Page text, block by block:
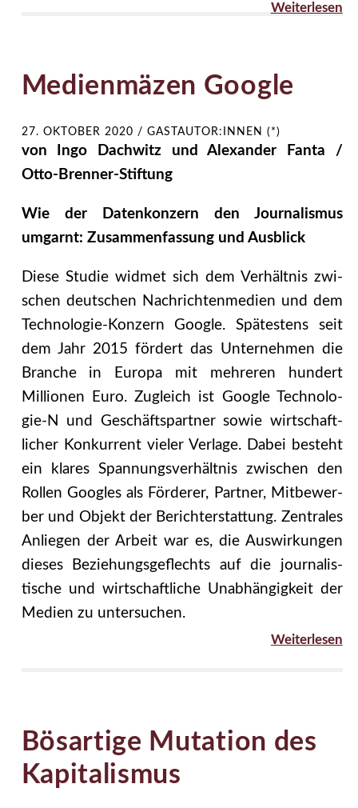
Weiterlesen
Medienmäzen Google
27. OKTOBER 2020 / GASTAUTOR:INNEN (*)
von Ingo Dachwitz und Alexander Fanta /
Otto-Brenner-Stiftung
Wie der Datenkonzern den Journalismus
umgarnt: Zusammenfassung und Ausblick
Diese Studie widmet sich dem Verhältnis zwi­
schen deutschen Nachrichtenmedien und dem
Technologie­-Konzern Google. Spätestens seit
dem Jahr 2015 fördert das Unternehmen die
Branche in Europa mit mehreren hundert
Millionen Euro. Zugleich ist Google Technolo­
gie-N und Geschäftspartner sowie wirtschaft­
licher Konkurrent vieler Verlage. Dabei besteht
ein klares Spannungsverhältnis zwischen den
Rollen Googles als Förderer, Partner, Mitbewer­
ber und Objekt der Berichterstattung. Zentrales
Anliegen der Arbeit war es, die Auswirkungen
dieses Beziehungsgeflechts auf die journalis­
tische und wirtschaftliche Unabhängigkeit der
Medien zu untersuchen.
Weiterlesen
Bösartige Mutation des
Kapitalismus